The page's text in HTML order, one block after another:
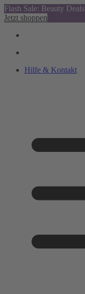
Flash Sale: Beauty
Jetzt shoppen
Hilfe & Kontakt